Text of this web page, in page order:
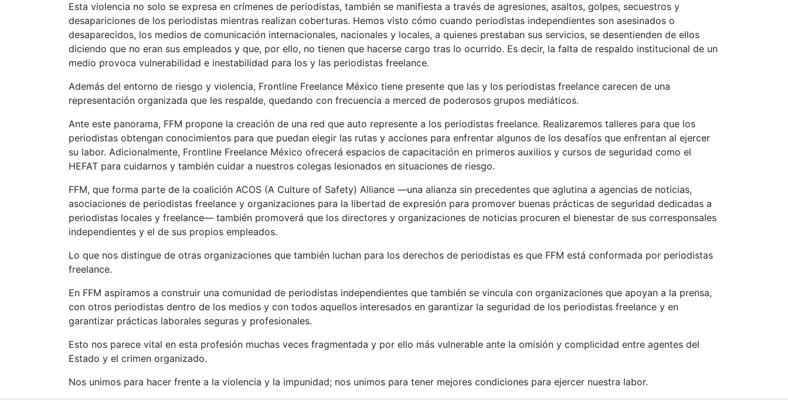
Esta violencia no solo se expresa en crímenes de periodistas, también se manifiesta a través de agresiones, asaltos, golpes, secuestros y
desapariciones de los periodistas mientras realizan coberturas. Hemos visto cómo cuando periodistas independientes son asesinados o
desaparecidos, los medios de comunicación internacionales, nacionales y locales, a quienes prestaban sus servicios, se desentienden de ellos
diciendo que no eran sus empleados y que, por ello, no tienen que hacerse cargo tras lo ocurrido. Es decir, la falta de respaldo institucional de un
medio provoca vulnerabilidad e inestabilidad para los y las periodistas freelance.
Además del entorno de riesgo y violencia, Frontline Freelance México tiene presente que las y los periodistas freelance carecen de una
representación organizada que les respalde, quedando con frecuencia a merced de poderosos grupos mediáticos.
Ante este panorama, FFM propone la creación de una red que auto represente a los periodistas freelance. Realizaremos talleres para que los
periodistas obtengan conocimientos para que puedan elegir las rutas y acciones para enfrentar algunos de los desafíos que enfrentan al ejercer
su labor. Adicionalmente, Frontline Freelance México ofrecerá espacios de capacitación en primeros auxilios y cursos de seguridad como el
HEFAT para cuidarnos y también cuidar a nuestros colegas lesionados en situaciones de riesgo.
FFM, que forma parte de la coalición ACOS (A Culture of Safety) Alliance —una alianza sin precedentes que aglutina a agencias de noticias,
asociaciones de periodistas freelance y organizaciones para la libertad de expresión para promover buenas prácticas de seguridad dedicadas a
periodistas locales y freelance— también promoverá que los directores y organizaciones de noticias procuren el bienestar de sus corresponsales
independientes y el de sus propios empleados.
Lo que nos distingue de otras organizaciones que también luchan para los derechos de periodistas es que FFM está conformada por periodistas
freelance.
En FFM aspiramos a construir una comunidad de periodistas independientes que también se vincula con organizaciones que apoyan a la prensa,
con otros periodistas dentro de los medios y con todos aquellos interesados en garantizar la seguridad de los periodistas freelance y en
garantizar prácticas laborales seguras y profesionales.
Esto nos parece vital en esta profesión muchas veces fragmentada y por ello más vulnerable ante la omisión y complicidad entre agentes del
Estado y el crimen organizado.
Nos unimos para hacer frente a la violencia y la impunidad; nos unimos para tener mejores condiciones para ejercer nuestra labor.